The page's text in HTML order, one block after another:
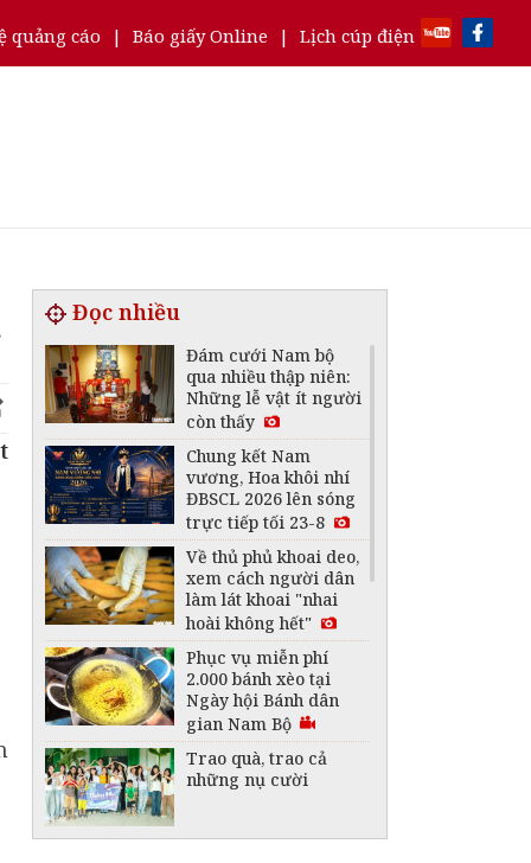
quảng cáo | Báo giấy Online | Lịch cúp điện
Đọc nhiều
Đám cưới Nam bộ
qua nhiều thập niên:
Những lễ vật ít người
còn thấy
Chung kết Nam
vương, Hoa khôi nhí
ĐBSCL 2026 lên sóng
trực tiếp tối 23-8
Về thủ phủ khoai deo,
xem cách người dân
làm lát khoai "nhai
hoài không hết"
Phục vụ miễn phí
2.000 bánh xèo tại
Ngày hội Bánh dân
gian Nam Bộ
Trao quà, trao cả
những nụ cười